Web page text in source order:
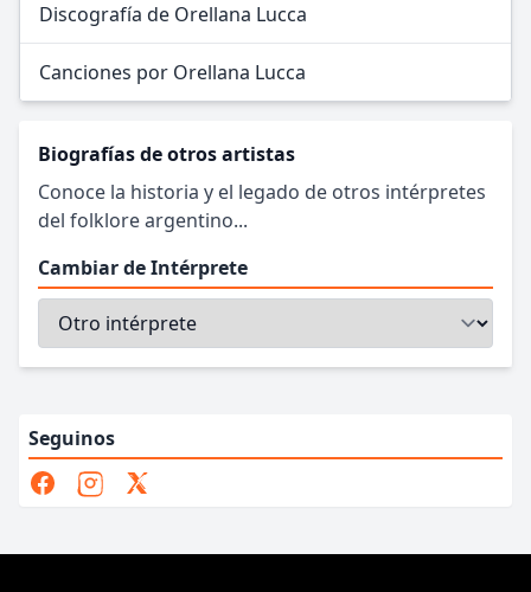
Discografía de Orellana Lucca
Canciones por Orellana Lucca
Biografías de otros artistas
Conoce la historia y el legado de otros intérpretes
del folklore argentino...
Cambiar de Intérprete
Seguinos